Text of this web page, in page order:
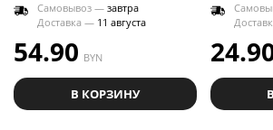
Самовывоз — завтра
Доставка — 11 августа
54.90 BYN
В КОРЗИНУ